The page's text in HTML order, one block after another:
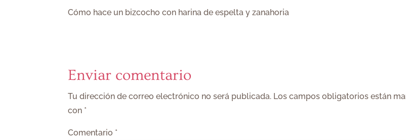
Cómo hace un bizcocho con harina de espelta y zanahoria
Enviar comentario
Tu dirección de correo electrónico no será publicada. Los campos obligatorios están
con *
Comentario *